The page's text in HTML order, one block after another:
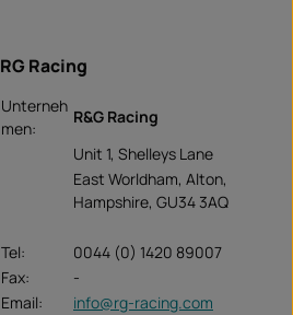
RG Racing
Unterneh
men:
R&G Racing
Unit 1, Shelleys Lane
East Worldham, Alton,
Hampshire, GU34 3AQ
Tel:
0044 (0) 1420 89007
Fax:
-
Email:
info@rg-racing.com